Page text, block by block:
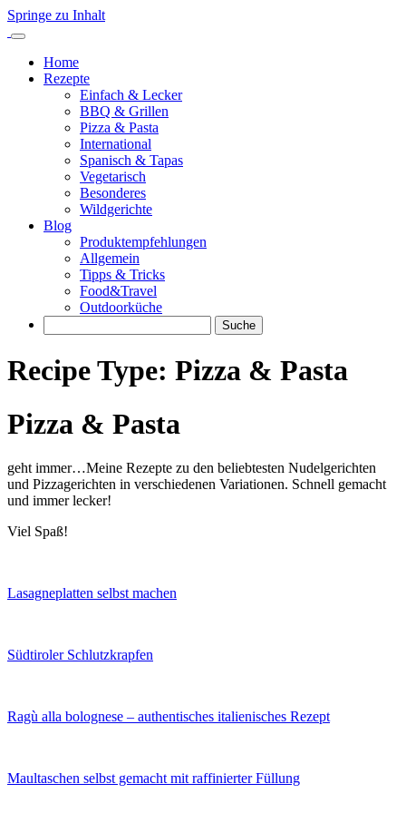
Springe zu Inhalt
Home
Rezepte
Einfach & Lecker
BBQ & Grillen
Pizza & Pasta
International
Spanisch & Tapas
Vegetarisch
Besonderes
Wildgerichte
Blog
Produktempfehlungen
Allgemein
Tipps & Tricks
Food&Travel
Outdoorküche
Suche
Recipe Type: Pizza & Pasta
Pizza & Pasta
geht immer…Meine Rezepte zu den beliebtesten Nudelgerichten
und Pizzagerichten in verschiedenen Variationen. Schnell gemacht
und immer lecker!
Viel Spaß!
Lasagneplatten selbst machen
Südtiroler Schlutzkrapfen
Ragù alla bolognese – authentisches italienisches Rezept
Maultaschen selbst gemacht mit raffinierter Füllung